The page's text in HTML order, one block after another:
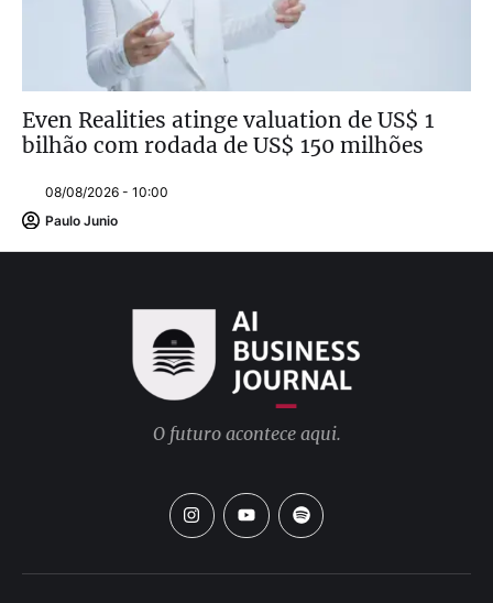
Even Realities atinge valuation de US$ 1
bilhão com rodada de US$ 150 milhões
08/08/2026 - 10:00
Paulo Junio
O futuro acontece aqui.